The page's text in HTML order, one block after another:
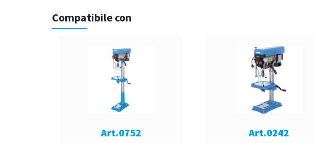
Compatibile con
Art.0752
Art.0242